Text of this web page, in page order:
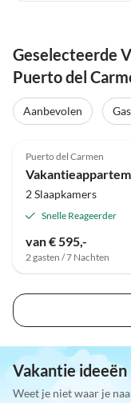
Geselecteerde
Puerto del
Aanbevolen
Puerto del Carmen
2 Slaapkamers
Snelle Reageerder
van € 595,-
2 gasten / 7 Nachten
Vakantie ideeën
Weet je niet waar je